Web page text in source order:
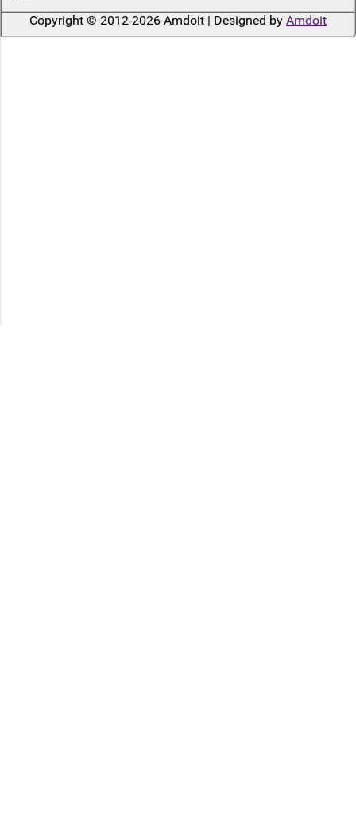
Copyright © 2012-2026 Amdoit | Designed by Amdoit